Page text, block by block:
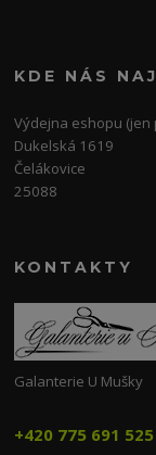
KDE NÁS
Výdejna eshopu (jen
Dukelská 1619
Čelákovice
25088
KONTAKTY
Galanterie U Mušky
+420 775 691 525